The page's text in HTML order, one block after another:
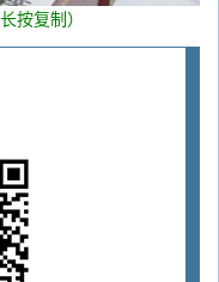
按复制）